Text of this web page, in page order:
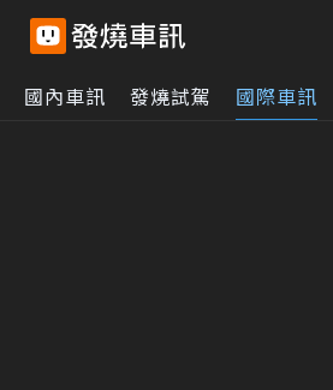
國內車訊 發燒試駕 國際車訊